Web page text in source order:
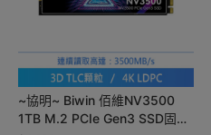
~協明~ Biwin 佰維NV3500
1TB M.2 PCIe Gen3 SSD固態